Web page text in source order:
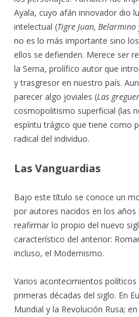
Ayala, cuyo afán innovador dio
intelectual (Tigre Juan,
no es lo más importante sino
ellos se defienden. Merece ser
la Serna, prolífico autor que
y trasgresor en nuestro país.
parecer algo joviales (Las
cosmopolitismo superficial (las
espíritu trágico que tiene como
radical del individuo.
Las Vanguardias
Bajo este título se conoce un
por autores nacidos en los años
reafirmar lo propio del nuevo
característico del anterior:
incluso, el Modernismo.
Varios acontecimientos
primeras décadas del siglo. En
Mundial y la Revolución Rusa;